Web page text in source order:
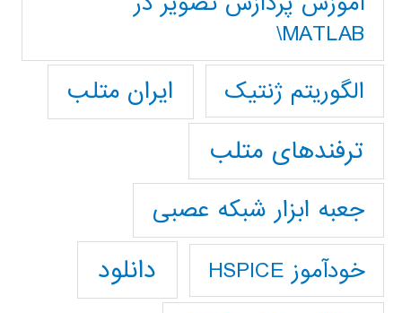
MATLAB\
الگوریتم ژنتیک
ایران متلب
ترفندهای متلب
جعبه ابزار شبکه عصبی
خودآموز HSPICE دانلود